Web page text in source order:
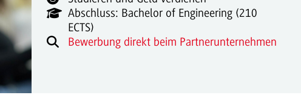
Abschluss: Bachelor of Engineering (210
ECTS)
Bewerbung direkt beim Partnerunternehmen